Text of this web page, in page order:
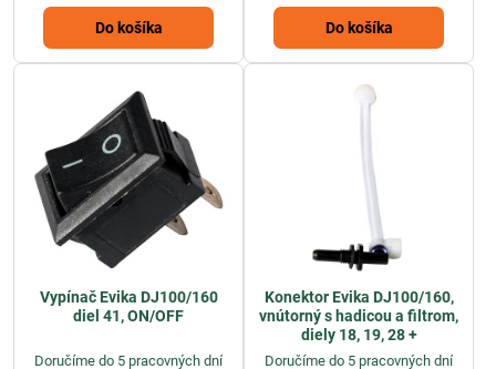
Do košíka Do košíka
Vypínač Evika DJ100/160
diel 41, ON/OFF
Doručíme do 5 pracovných dní
Konektor Evika DJ100/160,
vnútorný s hadicou a filtrom,
diely 18, 19, 28 +
Doručíme do 5 pracovných dní